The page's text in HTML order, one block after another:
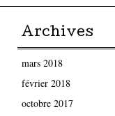
Archives
mars 2018
février 2018
octobre 2017